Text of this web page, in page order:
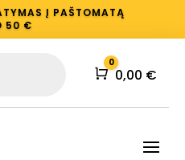
Į PAŠTOMATĄ
50 €
Krepšelis
0
0,00 €